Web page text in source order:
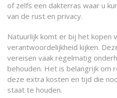
of zelfs een dakterras waar u
van de rust en privacy.
Natuurlijk komt er bij het kopen
verantwoordelijkheid kijken.
vereisen vaak regelmatig
behouden. Het is belangrijk om
deze extra kosten en tijd die
staat te houden.